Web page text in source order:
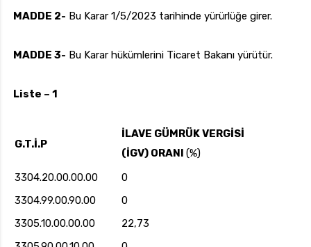
MADDE 2- Bu Karar 1/5/2023 tarihinde yürürlüğe girer.
MADDE 3- Bu Karar hükümlerini Ticaret Bakanı yürütür.
Liste – 1
G.T.İ.P
İLAVE GÜMRÜK VERGİSİ
(İGV) ORANI (%)
3304.20.00.00.00
0
3304.99.00.90.00
0
3305.10.00.00.00
22,73